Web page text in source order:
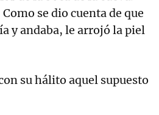
se dio cuenta de que
y andaba, le arrojó la piel
su hálito aquel supuesto